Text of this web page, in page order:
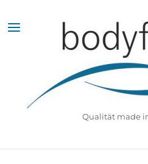
Qualität made
Menu